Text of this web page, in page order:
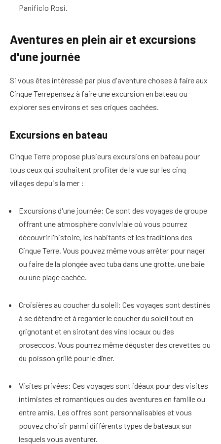
Panificio Rosi.
Aventures en plein air et excursions
d'une journée
Si vous êtes intéressé par plus d'aventurechoses à faire aux
Cinque Terrepensez à faire une excursion en bateau ou
explorer ses environs et ses criques cachées.
Excursions en bateau
Cinque Terre propose plusieurs excursions en bateau pour
tous ceux qui souhaitent profiter de la vue sur les cinq
villages depuis la mer :
Excursions d'une journée: Ce sont des voyages de groupe
offrant une atmosphère conviviale où vous pourrez
découvrir l'histoire, les habitants et les traditions des
Cinque Terre. Vous pouvez même vous arrêter pour nager
ou faire de la plongée avec tuba dans une grotte, une baie
ou une plage cachée.
Croisières au coucher du soleil: Ces voyages sont destinés
à se détendre et à regarder le coucher du soleil tout en
grignotant et en sirotant des vins locaux ou des
proseccos. Vous pourrez même déguster des crevettes ou
du poisson grillé pour le dîner.
Visites privées: Ces voyages sont idéaux pour des visites
intimistes et romantiques ou des aventures en famille ou
entre amis. Les offres sont personnalisables et vous
pouvez choisir parmi différents types de bateaux sur
lesquels vous aventurer.